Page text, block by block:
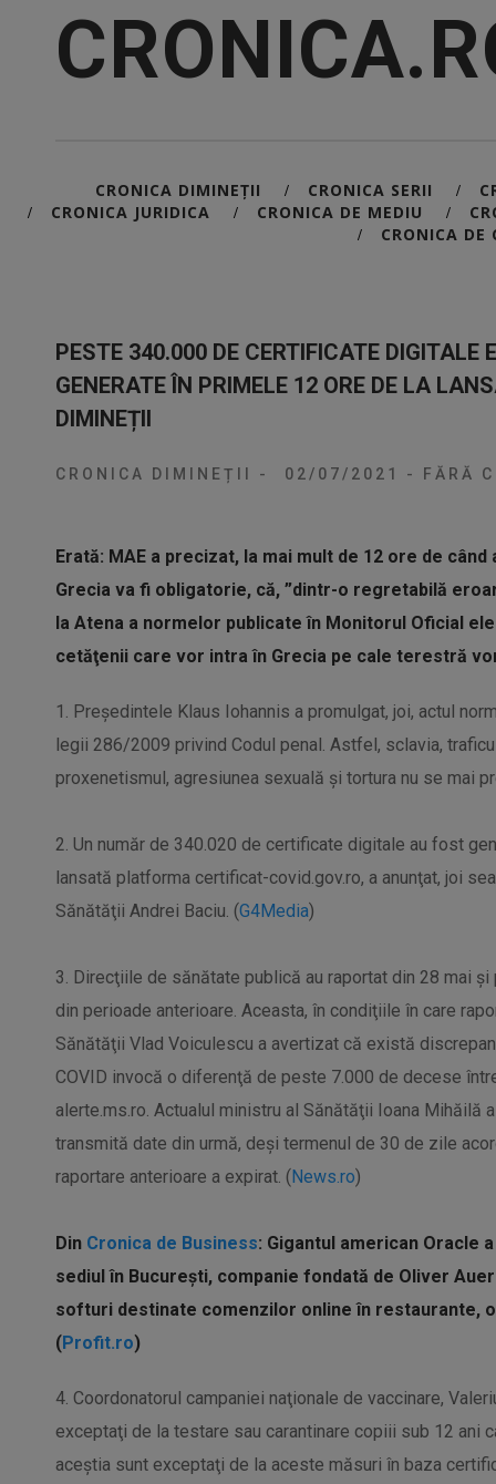
CRONICA DIMINEȚII / CRONICA SERII /
/ CRONICA JURIDICA / CRONICA DE MEDIU /
/ CRONICA DE
PESTE 340.000 DE CERTIFICATE DIGITALE
GENERATE ÎN PRIMELE 12 ORE DE LA
DIMINEȚII
CRONICA DIMINEȚII - 02/07/2021 - FĂRĂ
Erată: MAE a precizat, la mai mult de 12 ore de
Grecia va fi obligatorie, că, ”dintr-o regretabilă
la Atena a normelor publicate în Monitorul Oficial
cetăţenii care vor intra în Grecia pe cale terestră
1. Preşedintele Klaus Iohannis a promulgat, joi, actul
legii 286/2009 privind Codul penal. Astfel, sclavia,
proxenetismul, agresiunea sexuală şi tortura nu se mai
2. Un număr de 340.020 de certificate digitale au fost
lansată platforma certificat-covid.gov.ro, a anunţat, joi
Sănătăţii Andrei Baciu. (G4Media)
3. Direcţiile de sănătate publică au raportat din 28 mai
din perioade anterioare. Aceasta, în condiţiile în care
Sănătăţii Vlad Voiculescu a avertizat că există
COVID invocă o diferenţă de peste 7.000 de decese
alerte.ms.ro. Actualul ministru al Sănătăţii Ioana
transmită date din urmă, deşi termenul de 30 de zile
raportare anterioare a expirat. (News.ro)
Din Cronica de Business: Gigantul american Oracle
sediul în București, companie fondată de Oliver
softuri destinate comenzilor online în restaurante,
(Profit.ro)
4. Coordonatorul campaniei naţionale de vaccinare,
exceptaţi de la testare sau carantinare copiii sub 12 ani
aceştia sunt exceptaţi de la aceste măsuri în baza